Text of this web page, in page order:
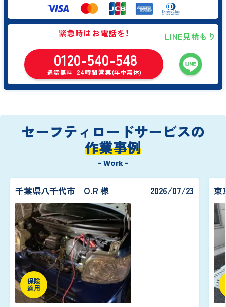
緊急時はお電話を！
0120-540-548
通話無料 24時間営業(年中無休)
LINE見積もり
セーフティロードサービスの
作業事例
- Work -
千葉県八千代市 O.R 様 2026/07/23
保険
適用
東